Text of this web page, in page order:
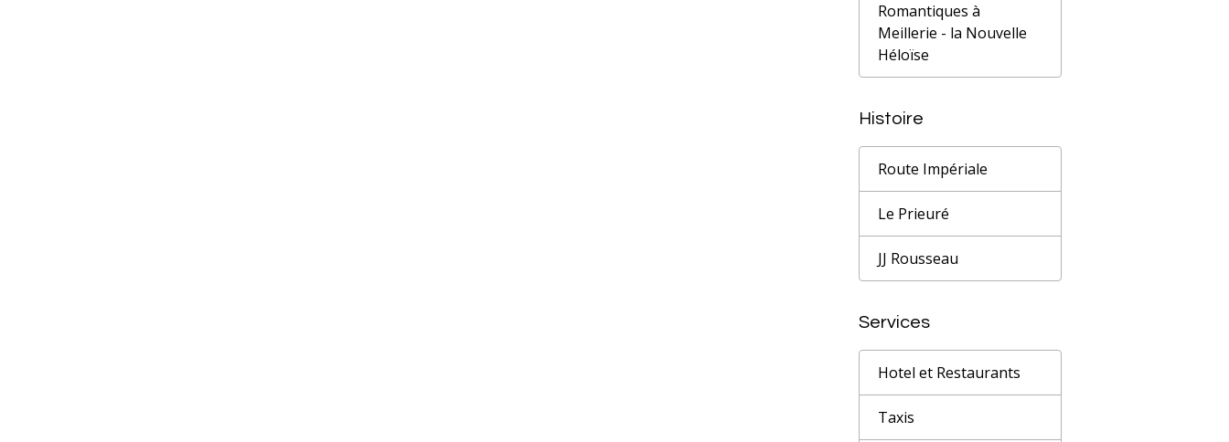
Romantiques à
Meillerie - la Nouvelle
Héloïse
Histoire
Route Impériale
Le Prieuré
JJ Rousseau
Services
Hotel et Restaurants
Taxis